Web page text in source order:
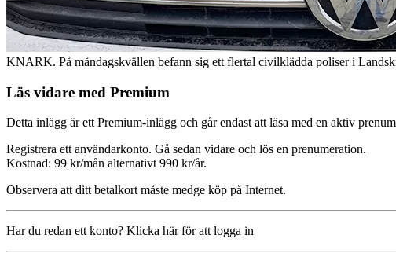
KNARK. På måndagskvällen befann sig ett flertal civilklädda poliser i
Läs vidare med Premium
Detta inlägg är ett Premium-inlägg och går endast att läsa med en aktiv
Registrera ett användarkonto. Gå sedan vidare och lös en prenumeration.
Kostnad: 99 kr/mån alternativt 990 kr/år.
Observera att ditt betalkort måste medge köp på Internet.
Har du redan ett konto? Klicka här för att logga in